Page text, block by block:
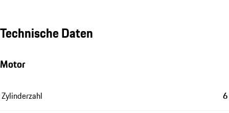
Technische Daten
Motor
Zylinderzahl 6